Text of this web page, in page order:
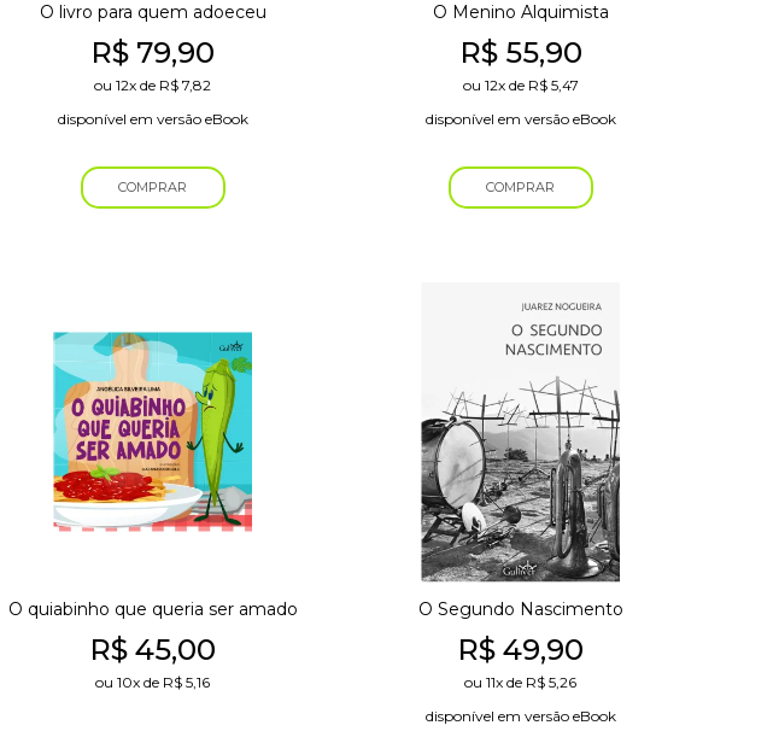
O livro para quem adoeceu
R$ 79,90
ou 12x de R$ 7,82
disponível em versão eBook
COMPRAR
O Menino Alquimista
R$55,90
ou 12xde R$5,47
disponível em versão eBook
COMPRAR
O quiabinho que queria ser amado
R$ 45,00
ou 10x de R$ 5,16
O Segundo Nascimento
R$ 49,90
ou 11x de R$ 5,26
disponível em versão eBook